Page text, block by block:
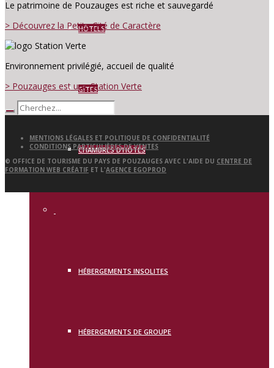
HÔTELS
GÎTES
CHAMBRES D’HÔTES
HÉBERGEMENTS INSOLITES
HÉBERGEMENTS DE GROUPE
Le patrimoine de Pouzauges est riche et sauvegardé
> Découvrez la Petite Cité de Caractère
Environnement privilégié, accueil de qualité
> Pouzauges est une Station Verte
MENTIONS LÉGALES ET POLITIQUE DE CONFIDENTIALITÉ
CONDITIONS PARTICULIÈRES DE VENTES
© OFFICE DE TOURISME DU PAYS DE POUZAUGES AVEC L'AIDE DU CENTRE DE
FORMATION WEB CRÉATIF ET L'AGENCE EGOPROD